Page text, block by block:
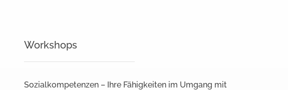
Workshops
Sozialkompetenzen – Ihre Fähigkeiten im Umgang mit